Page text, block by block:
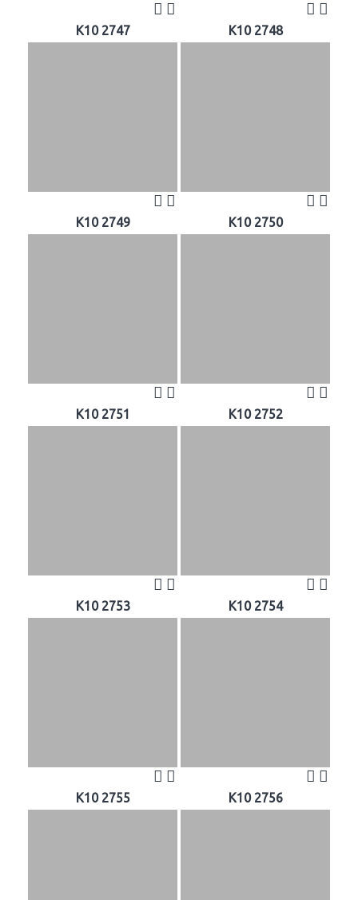
K10 2747 K10 2748
K10 2749 K10 2750
K10 2751 K10 2752
K10 2753 K10 2754
K10 2755 K10 2756